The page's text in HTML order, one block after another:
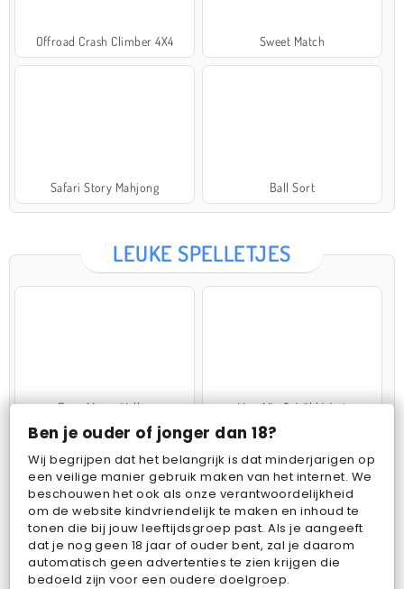
Ben je ouder of jonger dan 18?
Wij begrijpen dat het belangrijk is dat minderjarigen op
een veilige manier gebruik maken van het internet. We
beschouwen het ook als onze verantwoordelijkheid
om de website kindvriendelijk te maken en inhoud te
tonen die bij jouw leeftijdsgroep past. Als je aangeeft
dat je nog geen 18 jaar of ouder bent, zal je daarom
automatisch geen advertenties te zien krijgen die
bedoeld zijn voor een oudere doelgroep.
Offroad Crash Climber 4X4 Sweet Match
Safari Story Mahjong Ball Sort
LEUKE SPELLETJES
Farm Merge Valley VegaMix 2: Wild West
Pop Fruit Bubbits